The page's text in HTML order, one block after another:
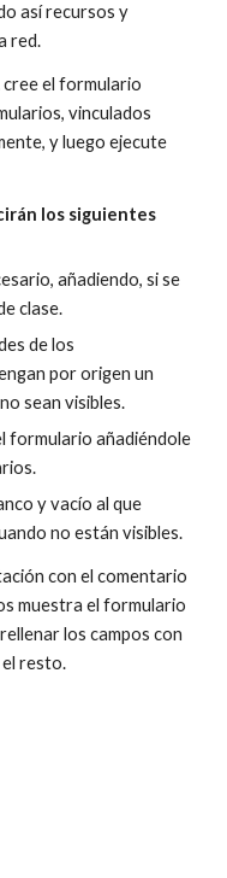
así recursos y
red.
cree el formulario
vinculados
y luego ejecute
los siguientes
añadiendo, si se
clase.
de los
por origen un
sean visibles.
formulario añadiéndole
y vacío al que
no están visibles.
con el comentario
muestra el formulario
los campos con
resto.